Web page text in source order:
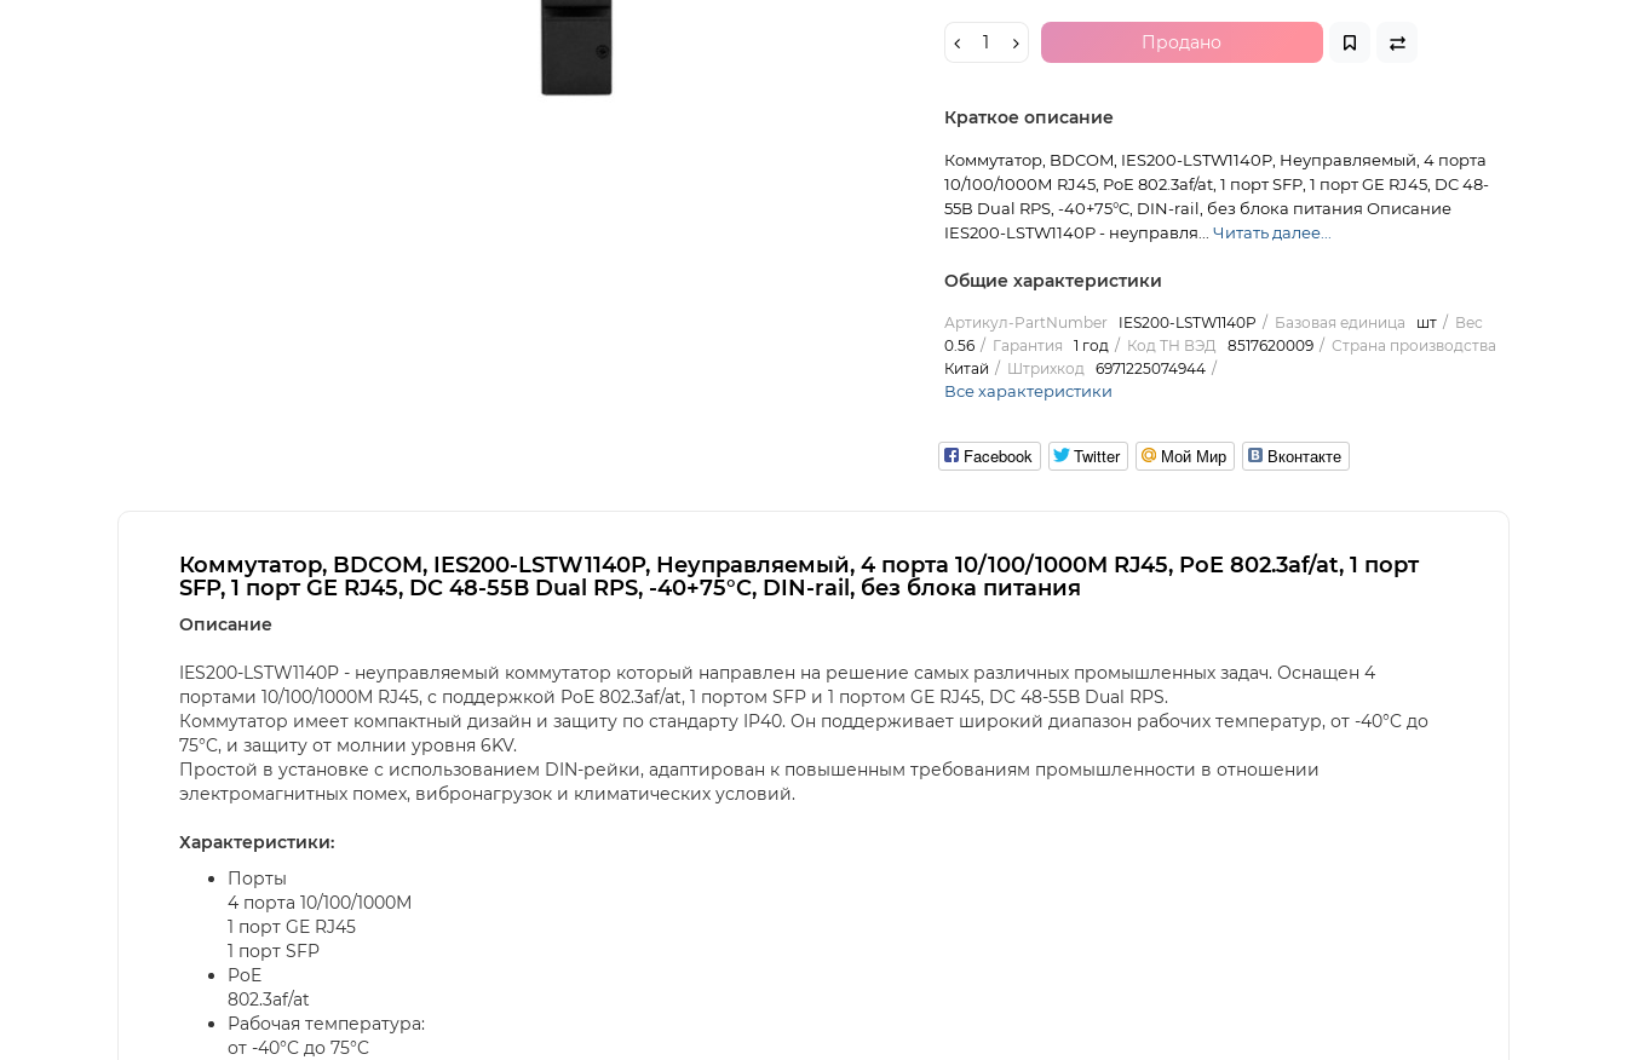
Продано
Краткое описание
Коммутатор, BDCOM, IES200-LSTW1140P, Неуправляемый, 4 порта
10/100/1000М RJ45, PoE 802.3af/at, 1 порт SFP, 1 порт GE RJ45, DC 48-
55В Dual RPS, -40+75°C, DIN-rail, без блока питания Описание
IES200-LSTW1140P - неуправля... Читать далее...
Общие характеристики
Артикул-PartNumber IES200-LSTW1140P Базовая единица шт
Вес
0.56
Гарантия 1 год Код ТН ВЭД 8517620009
Страна производства
Китай
Штрихкод 6971225074944
Все характеристики
Facebook Twitter Мой Мир Вконтакте
Коммутатор, BDCOM, IES200-LSTW1140P, Неуправляемый, 4 порта 10/100/1000М RJ45, PoE 802.3af/at, 1 порт
SFP, 1 порт GE RJ45, DC 48-55В Dual RPS, -40+75°C, DIN-rail, без блока питания
Описание
IES200-LSTW1140P - неуправляемый коммутатор который направлен на решение самых различных промышленных задач. Оснащен 4
портами 10/100/1000М RJ45, с поддержкой PoE 802.3af/at, 1 портом SFP и 1 портом GE RJ45, DC 48-55В Dual RPS.
Коммутатор имеет компактный дизайн и защиту по стандарту IP40. Он поддерживает широкий диапазон рабочих температур, от -40°C до
75°C, и защиту от молнии уровня 6KV.
Простой в установке с использованием DIN-рейки, адаптирован к повышенным требованиям промышленности в отношении
электромагнитных помех, вибронагрузок и климатических условий.
Характеристики:
Порты
4 порта 10/100/1000М
1 порт GE RJ45
1 порт SFP
PoE
802.3af/at
Рабочая температура:
от -40°C до 75°C